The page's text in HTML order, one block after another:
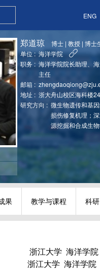
ENG
郑道琼 博士 |教授 |博士
单位 : 海洋学院
职务 : 海洋学院院长助理、
主任
邮箱 :
地址 : 浙大舟山校区海科楼
研究方向 : 微生物遗传和基
损伤修复机理；
源挖掘和合成生
果 教学与课程 科研
今 浙江大学 海洋学
今 浙江大学 海洋学